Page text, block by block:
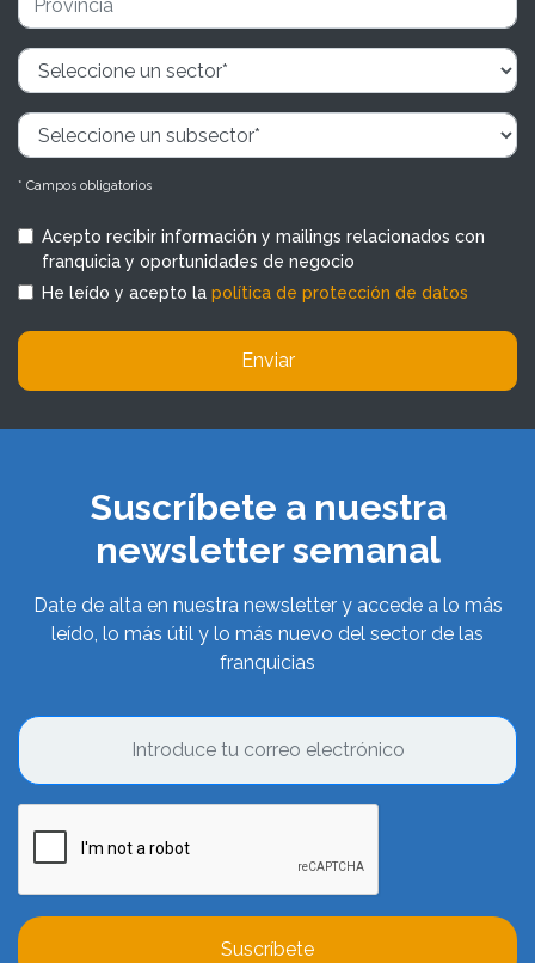
* Campos obligatorios
Acepto recibir información y mailings relacionados con
franquicia y oportunidades de negocio
He leído y acepto la política de protección de datos
Enviar
Suscríbete a nuestra
newsletter semanal
Date de alta en nuestra newsletter y accede a lo más
leído, lo más útil y lo más nuevo del sector de las
franquicias
Suscríbete